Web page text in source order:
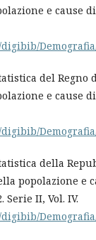
e cause
del Regno
e cause
della
popolazione e
Serie II, Vol. IV.